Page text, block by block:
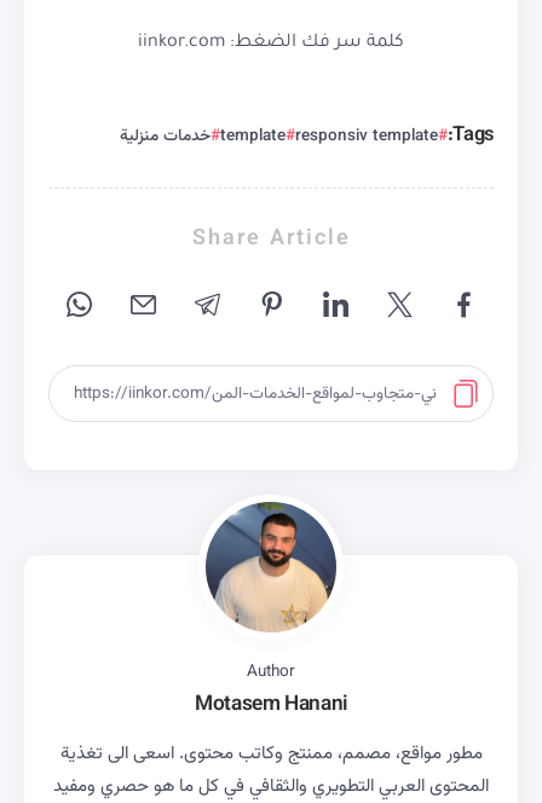
كلمة سر فك الضغط: iinkor.com
Tags:
responsiv template
template خدمات منزلية
Share Article
Author
Motasem Hanani
مطور مواقع، مصمم، ممنتج وكاتب محتوى. اسعى الى تغذية
المحتوى العربي التطويري والثقافي في كل ما هو حصري ومفيد